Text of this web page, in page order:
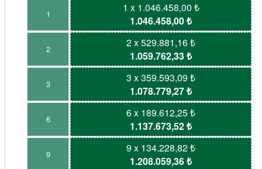
1
1 x 1.046.458,00 ₺
1.046.458,00 ₺
2
2 x 529.881,16 ₺
1.059.762,33 ₺
3
3 x 359.593,09 ₺
1.078.779,27 ₺
6
6 x 189.612,25 ₺
1.137.673,52 ₺
9
9 x 134.228,82 ₺
1.208.059,36 ₺